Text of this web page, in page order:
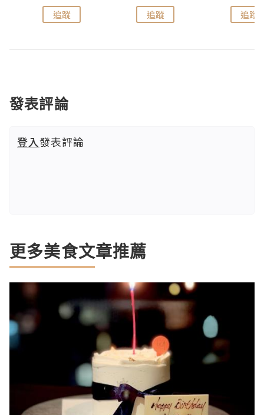
追蹤 追蹤 追蹤
發表評論
登入發表評論
更多美食文章推薦